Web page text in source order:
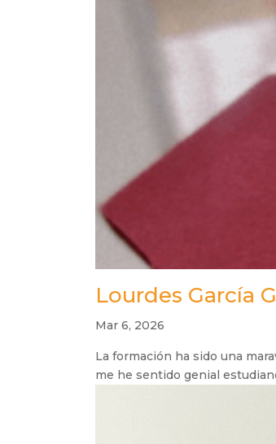
Lourdes García
Mar 6, 2026
La formación ha sido una
me he sentido genial